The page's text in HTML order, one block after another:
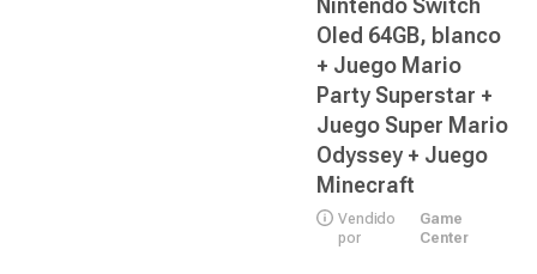
Nintendo Switch
Oled 64GB, blanco
+ Juego Mario
Party Superstar +
Juego Super Mario
Odyssey + Juego
Minecraft
Vendido
por
Game
Center